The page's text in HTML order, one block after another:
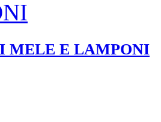
MELE E LAMPONI